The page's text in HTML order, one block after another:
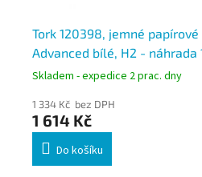
Tork 120398, jemné
Advanced bílé, H2 - náhrada
Skladem - expedice 2 prac. dny
1 334 Kč bez DPH
1 614 Kč
Do košíku